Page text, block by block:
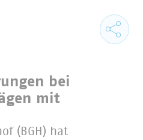
bei
mit
(BGH) hat